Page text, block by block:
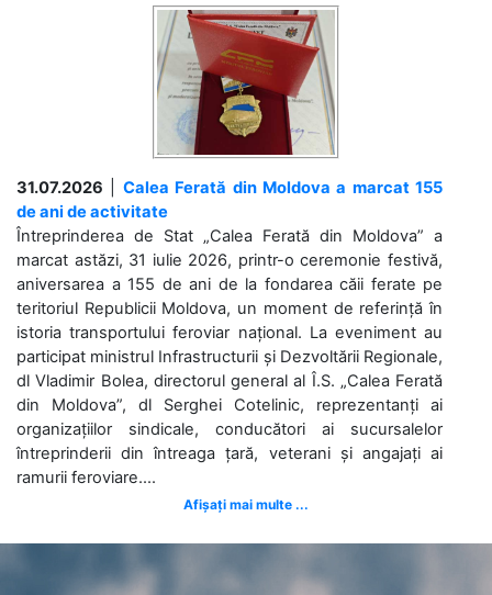
31.07.2026
Calea Ferată din Moldova a marcat 155
de ani de activitate
Întreprinderea de Stat „Calea Ferată din Moldova” a
marcat astăzi, 31 iulie 2026, printr-o ceremonie festivă,
aniversarea a 155 de ani de la fondarea căii ferate pe
teritoriul Republicii Moldova, un moment de referință în
istoria transportului feroviar național. La eveniment au
participat ministrul Infrastructurii și Dezvoltării Regionale,
dl Vladimir Bolea, directorul general al Î.S. „Calea Ferată
din Moldova”, dl Serghei Cotelinic, reprezentanți ai
organizațiilor sindicale, conducători ai sucursalelor
întreprinderii din întreaga țară, veterani și angajați ai
ramurii feroviare....
Afișați mai multe ...